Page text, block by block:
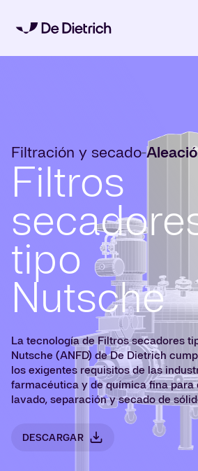
Filtración y secado-
Filtros
tipo
Nutsche
La tecnología de Filtros secadores
Nutsche (ANFD) de De Dietrich
los exigentes requisitos de las
farmacéutica y de química fina para
lavado, separación y secado de
DESCARGAR